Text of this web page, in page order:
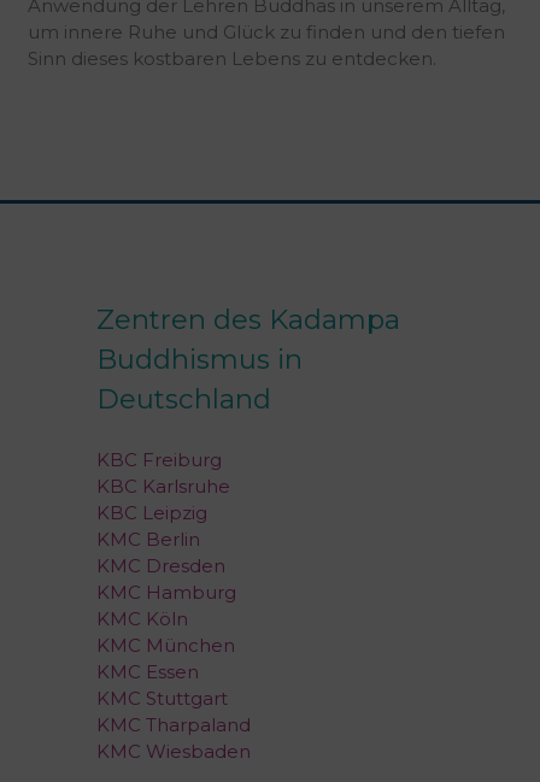
Anwendung der Lehren Buddhas in unserem Alltag,
um innere Ruhe und Glück zu finden und den tiefen
Sinn dieses kostbaren Lebens zu entdecken.
Zentren des Kadampa
Buddhismus in
Deutschland
KBC Freiburg
KBC Karlsruhe
KBC Leipzig
KMC Berlin
KMC Dresden
KMC Hamburg
KMC Köln
KMC München
KMC Essen
KMC Stuttgart
KMC Tharpaland
KMC Wiesbaden